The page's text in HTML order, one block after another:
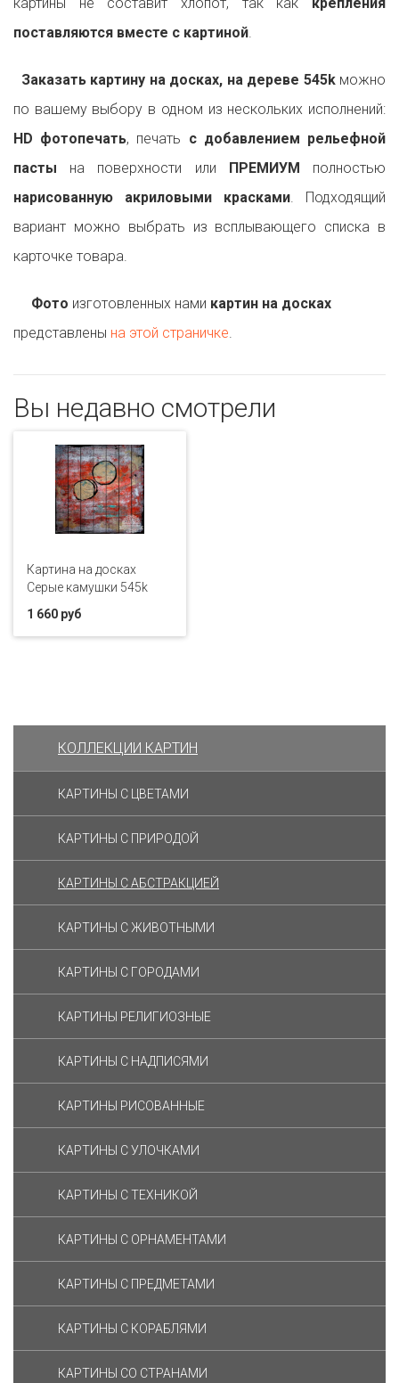
поставляются вместе с картиной.
Заказать картину на досках, на дереве 545kможно
по вашему выбору в одном из нескольких исполнений:
HD фотопечать, печать с добавлением рельефной
пасты на поверхности или ПРЕМИУМ
полностью
нарисованную акриловыми красками. Подходящий
вариант можно выбрать из всплывающего списка в
карточке товара.
Фото изготовленных нами картин на досках
представлены на этой страничке.
Вы недавно смотрели
Картина на досках
Серые камушки 545k
1 660 руб
КОЛЛЕКЦИИ КАРТИН
КАРТИНЫ С ЦВЕТАМИ
КАРТИНЫ С ПРИРОДОЙ
КАРТИНЫ С АБСТРАКЦИЕЙ
КАРТИНЫ С ЖИВОТНЫМИ
КАРТИНЫ С ГОРОДАМИ
КАРТИНЫ РЕЛИГИОЗНЫЕ
КАРТИНЫ С НАДПИСЯМИ
КАРТИНЫ РИСОВАННЫЕ
КАРТИНЫ С УЛОЧКАМИ
КАРТИНЫ C ТЕХНИКОЙ
КАРТИНЫ С ОРНАМЕНТАМИ
КАРТИНЫ С ПРЕДМЕТАМИ
КАРТИНЫ С КОРАБЛЯМИ
КАРТИНЫ СО СТРАНАМИ